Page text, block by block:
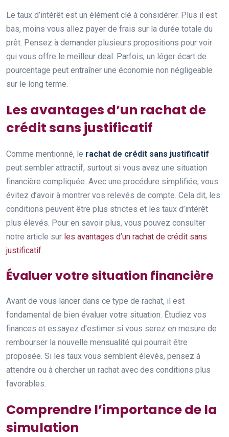
Le taux d’intérêt est un élément clé à considérer. Plus il est
bas, moins vous allez payer de frais sur la durée totale du
prêt. Pensez à demander plusieurs propositions pour voir
qui vous offre le meilleur deal. Parfois, un léger écart de
pourcentage peut entraîner une économie non négligeable
sur le long terme.
Les avantages d’un rachat de
crédit sans justificatif
Comme mentionné, le rachat de crédit sans justificatif
peut sembler attractif, surtout si vous avez une situation
financière compliquée. Avec une procédure simplifiée, vous
évitez d’avoir à montrer vos relevés de compte. Cela dit, les
conditions peuvent être plus strictes et les taux d’intérêt
plus élevés. Pour en savoir plus, vous pouvez consulter
notre article sur les avantages d’un rachat de crédit sans
justificatif
Évaluer votre situation financière
Avant de vous lancer dans ce type de rachat, il est
fondamental de bien évaluer votre situation. Étudiez vos
finances et essayez d’estimer si vous serez en mesure de
rembourser la nouvelle mensualité qui pourrait être
proposée. Si les taux vous semblent élevés, pensez à
attendre ou à chercher un rachat avec des conditions plus
favorables.
Comprendre l’importance de la
simulation